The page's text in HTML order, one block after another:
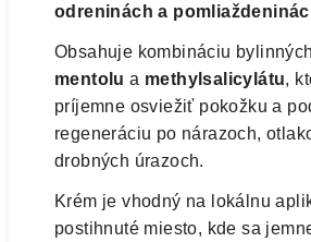
odreninách a
Obsahuje kombináciu
mentolu a methylsalicylátu,
príjemne osviežiť pokožku a
regeneráciu po nárazoch,
drobných úrazoch.
Krém je vhodný na lokálnu
postihnuté miesto, kde sa